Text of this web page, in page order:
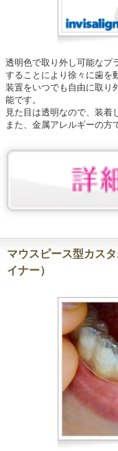
透明色で取り外し可能なプ
することにより徐々に歯を
装置をいつでも自由に取り
能です。
見た目は透明なので、装着
また、金属アレルギーの方
マウスピース型カス
イナー）